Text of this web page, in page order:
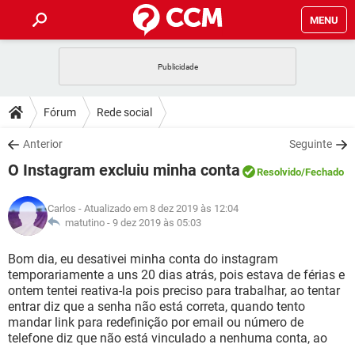
MENU
CELULAR
OUTLOOK
INSTAGRAM GMAIL
GUIA DE COMPRAS
DICAS
JOGOS
INSTAGRAM GMAIL
GUIA DE COMPRAS
DOWNLOADS
JOGOS WHATSAPP
CELULAR
OUTLOOK EXCEL
INSTAGRAM GMAIL
GUIA DE COMPRAS
JOGOS WHATSAPP
CELULAR
OUTLOOK EXCEL
INSTAGRAM GMAIL
GUIA DE COMPRAS
GLOSSÁRIO
JOGOS WHATSAPP
CELULAR FACEBOOK
OUTLOOK EXCEL
INSTAGRAM GMAIL
Fórum Rede social
Anterior Seguinte
O Instagram excluiu minha conta Resolvido/Fechado
Carlos - Atualizado em 8 dez 2019 às 12:04
matutino - 9 dez 2019 às 05:03
Bom dia, eu desativei minha conta do instagram
temporariamente a uns 20 dias atrás, pois estava de férias e
ontem tentei reativa-la pois preciso para trabalhar, ao tentar
entrar diz que a senha não está correta, quando tento
mandar link para redefinição por email ou número de
telefone diz que não está vinculado a nenhuma conta, ao